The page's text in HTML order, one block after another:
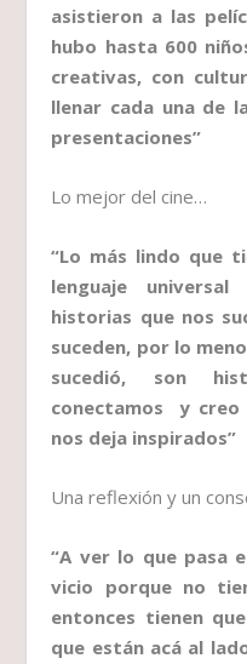
asistieron a las
hubo hasta 600
creativas, con
llenar cada una de
presentaciones”
Lo mejor del cine…
“Lo más lindo que
lenguaje
historias que nos
suceden, por lo
sucedió, son
conectamos y creo
nos deja inspirados”
Una reflexión y un
“A ver lo que pasa
vicio porque no
entonces tienen
que están acá al